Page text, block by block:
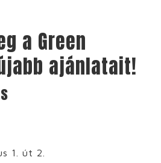
a Green
ajánlatait!
1. út 2.